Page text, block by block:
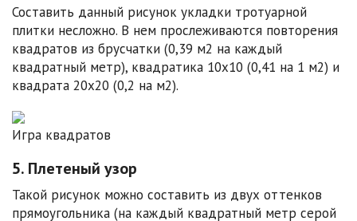
Составить данный рисунок укладки тротуарной
плитки несложно. В нем прослеживаются повторения
квадратов из брусчатки (0,39 м2 на каждый
квадратный метр), квадратика 10х10 (0,41 на 1 м2) и
квадрата 20х20 (0,2 на м2).
Игра квадратов
5. Плетеный узор
Такой рисунок можно составить из двух оттенков
прямоугольника (на каждый квадратный метр серой